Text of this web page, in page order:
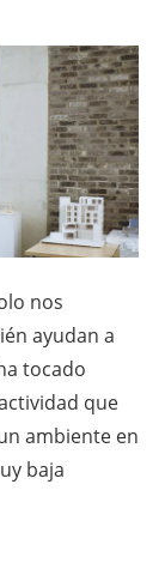
nos
ayudan a
tocado
que
ambiente en
baja